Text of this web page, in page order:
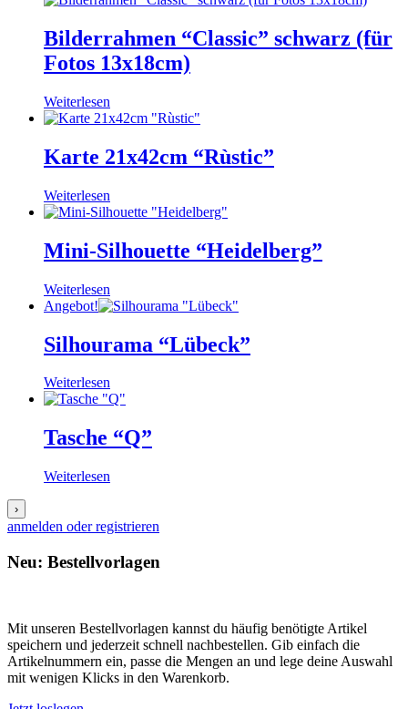
Bilderrahmen “Classic” schwarz (für
Fotos 13x18cm)
Weiterlesen
Karte 21x42cm “Rùstic”
Weiterlesen
Mini-Silhouette “Heidelberg”
Weiterlesen
Angebot!
Silhourama “Lübeck”
Weiterlesen
Tasche “Q”
Weiterlesen
›
anmelden oder registrieren
Neu: Bestellvorlagen
Mit unseren Bestellvorlagen kannst du häufig benötigte Artikel
speichern und jederzeit schnell nachbestellen. Gib einfach die
Artikelnummern ein, passe die Mengen an und lege deine Auswahl
mit wenigen Klicks in den Warenkorb.